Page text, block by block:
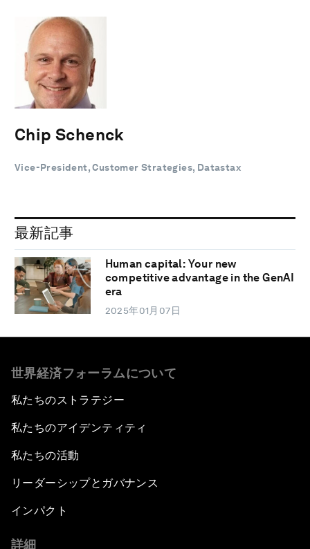
Chip Schenck
Vice-President, Customer Strategies, Datastax
最新記事
Human capital: Your new
competitive advantage in the GenAI
era
2025年01月07日
世界経済フォーラムについて
私たちのストラテジー
私たちのアイデンティティ
私たちの活動
リーダーシップとガバナンス
インパクト
詳細